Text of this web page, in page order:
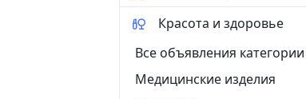
Красота и здоровье
Все объявления категории
Медицинские изделия